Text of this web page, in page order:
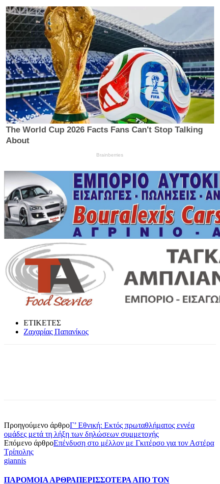
ΕΤΙΚΕΤΕΣ
Ζαχαρίας Παπανίκος
Προηγούμενο άρθροΓ’ Εθνική: Εκτός πρωταθλήματος εννέα
ομάδες μετά τη λήξη των δηλώσεων συμμετοχής
Επόμενο άρθροΕπένδυση στο μέλλον με Γκιτέρσο για τον Αστέρα
Τρίπολης
giannis
ΠΑΡΟΜΟΙΑ ΑΡΘΡΑΠΕΡΙΣΣΟΤΕΡΑ ΑΠΟ ΤΟΝ